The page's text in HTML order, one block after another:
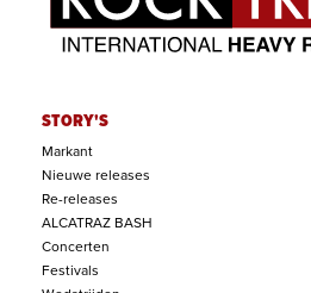
STORY'S
Markant
Nieuwe releases
Re-releases
ALCATRAZ BASH
Concerten
Festivals